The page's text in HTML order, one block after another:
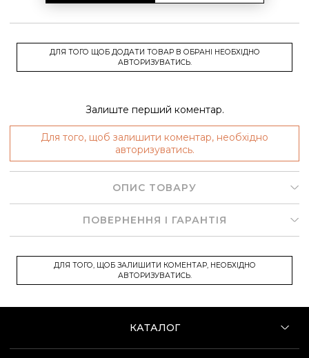
ДЛЯ ТОГО ЩОБ ДОДАТИ ТОВАР В ОБРАНІ НЕОБХІДНО
АВТОРИЗУВАТИСЬ.
Залиште перший коментар.
Для того, щоб залишити коментар, необхідно
авторизуватись.
ОПИС ТОВАРУ
ПОВЕРНЕННЯ І ГАРАНТІЯ
ДЛЯ ТОГО, ЩОБ ЗАЛИШИТИ КОМЕНТАР, НЕОБХІДНО
АВТОРИЗУВАТИСЬ.
КАТАЛОГ